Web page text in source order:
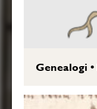
Genealogi •